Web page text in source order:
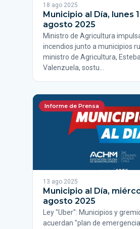
18 ago 2025
Municipio al Día, lunes
agosto 2025
Ministro de Agricultura
incendios junto a municipios
ministro de Agricultura,
Valenzuela, sostu…
Informe de Prensa
13 ago 2025
Municipio al Día,
agosto 2025
Ley "Uber": Municipios y
acuerdan "plan de